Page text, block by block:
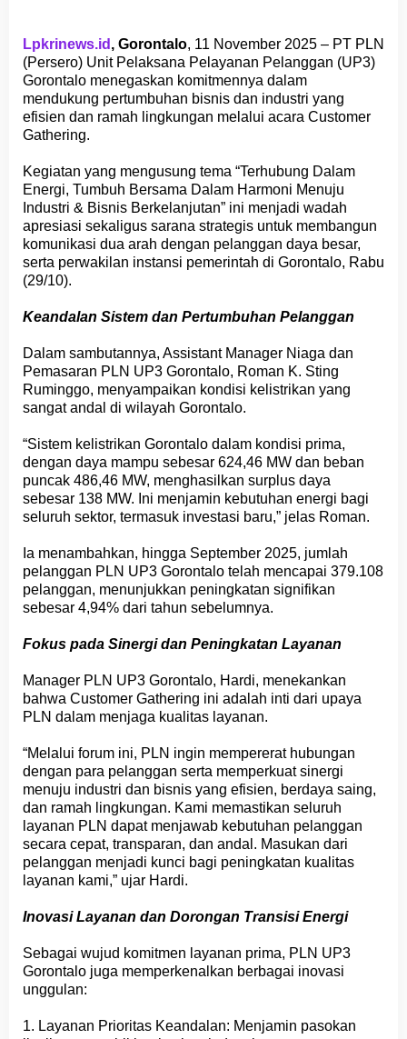
Lpkrinews.id , Gorontalo, 11 November 2025 – PT PLN
(Persero) Unit Pelaksana Pelayanan Pelanggan (UP3)
Gorontalo menegaskan komitmennya dalam
mendukung pertumbuhan bisnis dan industri yang
efisien dan ramah lingkungan melalui acara Customer
Gathering.
Kegiatan yang mengusung tema “Terhubung Dalam
Energi, Tumbuh Bersama Dalam Harmoni Menuju
Industri & Bisnis Berkelanjutan” ini menjadi wadah
apresiasi sekaligus sarana strategis untuk membangun
komunikasi dua arah dengan pelanggan daya besar,
serta perwakilan instansi pemerintah di Gorontalo, Rabu
(29/10).
Keandalan Sistem dan Pertumbuhan Pelanggan
Dalam sambutannya, Assistant Manager Niaga dan
Pemasaran PLN UP3 Gorontalo, Roman K. Sting
Ruminggo, menyampaikan kondisi kelistrikan yang
sangat andal di wilayah Gorontalo.
“Sistem kelistrikan Gorontalo dalam kondisi prima,
dengan daya mampu sebesar 624,46 MW dan beban
puncak 486,46 MW, menghasilkan surplus daya
sebesar 138 MW. Ini menjamin kebutuhan energi bagi
seluruh sektor, termasuk investasi baru,” jelas Roman.
Ia menambahkan, hingga September 2025, jumlah
pelanggan PLN UP3 Gorontalo telah mencapai 379.108
pelanggan, menunjukkan peningkatan signifikan
sebesar 4,94% dari tahun sebelumnya.
Fokus pada Sinergi dan Peningkatan Layanan
Manager PLN UP3 Gorontalo, Hardi, menekankan
bahwa Customer Gathering ini adalah inti dari upaya
PLN dalam menjaga kualitas layanan.
“Melalui forum ini, PLN ingin mempererat hubungan
dengan para pelanggan serta memperkuat sinergi
menuju industri dan bisnis yang efisien, berdaya saing,
dan ramah lingkungan. Kami memastikan seluruh
layanan PLN dapat menjawab kebutuhan pelanggan
secara cepat, transparan, dan andal. Masukan dari
pelanggan menjadi kunci bagi peningkatan kualitas
layanan kami,” ujar Hardi.
Inovasi Layanan dan Dorongan Transisi Energi
Sebagai wujud komitmen layanan prima, PLN UP3
Gorontalo juga memperkenalkan berbagai inovasi
unggulan:
1. Layanan Prioritas Keandalan: Menjamin pasokan